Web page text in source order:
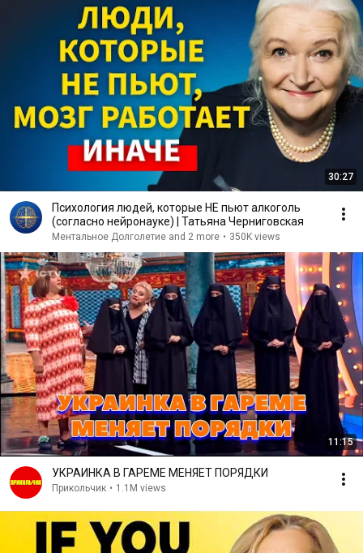
30:27
Психология людей, которые НЕ пьют алкоголь
(согласно нейронауке) | Татьяна Черниговская
Ментальное Долголетие and 2 more • 350K views
11:15
УКРАИНКА В ГАРЕМЕ МЕНЯЕТ ПОРЯДКИ
Прикольчик • 1.1M views